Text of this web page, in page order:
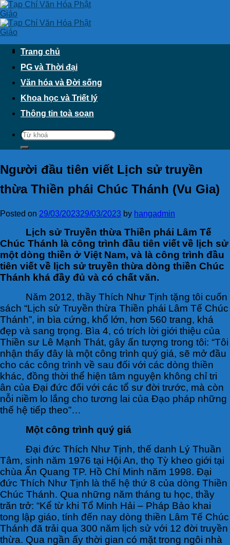
Skip
to
content
Trang chủ
PG và Thời đại
Văn hóa và Đời sống
Khoa học và Triết lý
Thông tin toà soạn
Người đầu tiên viết Lịch sử truyền
thừa Thiền phái Chúc Thánh (Vu Gia)
Posted on 29/03/202329/03/2023 by hangadmin
Lịch sử Truyền thừa Thiền phái Lâm Tế
Chúc Thánh là công trình đầu tiên viết về lịch sử
một dòng thiền ở Việt Nam, và là công trình đầu
tiên viết về lịch sử truyền thừa dòng thiền Chúc
Thánh khá đầy đủ và có chất văn.
Năm 2012, thầy Thích Như Tịnh tặng tôi cuốn
sách “Lịch sử Truyền thừa Thiền phái Lâm Tế Chúc
Thánh”, in bìa cứng, khổ lớn, hơn 560 trang, khá
đẹp và sang trọng. Bìa 4, có trích lời giới thiệu của
Thiền sư Lê Mạnh Thát, gây ấn tượng trong tôi: “Tôi
nhận thấy đây là một công trình quý giá, sẽ mở đầu
cho các công trình về sau đối với các dòng thiền
khác, đồng thời thể hiện tâm nguyện không chỉ tri
ân của Đại đức đối với các tổ sư đời trước, mà còn
nỗi niềm lo lắng cho tương lai của Đạo pháp những
thế hệ tiếp theo”…
Một công trình quý giá
Đại đức Thích Như Tịnh, thế danh Lý Thuần
Tâm, sinh năm 1976 tại Hội An, thọ Tỳ kheo giới tại
chùa Ấn Quang TP. Hồ Chí Minh năm 1998. Đại
đức Thích Như Tịnh là thế hệ thứ 8 của dòng Thiền
Chúc Thánh. Qua những năm tháng tu học, thầy
trăn trở: “Kể từ khi Tổ Minh Hải – Pháp Bảo khai
tong lập giáo, tính đến nay dòng thiền Lâm Tế Chúc
Thánh đã trải qua 300 năm lịch sử với 12 đời truyền
thừa. Qua ngần ấy thời gian có mặt trong ngôi nhà